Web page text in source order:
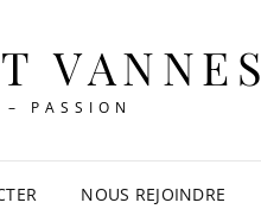
VANNES
– PASSION
NOUS REJOINDRE